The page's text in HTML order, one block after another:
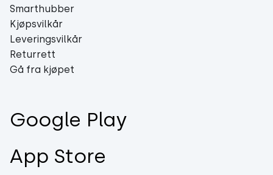
Smarthubber
Kjøpsvilkår
Leveringsvilkår
Returrett
Gå fra kjøpet
Google Play
App Store